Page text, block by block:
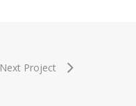
Next Project